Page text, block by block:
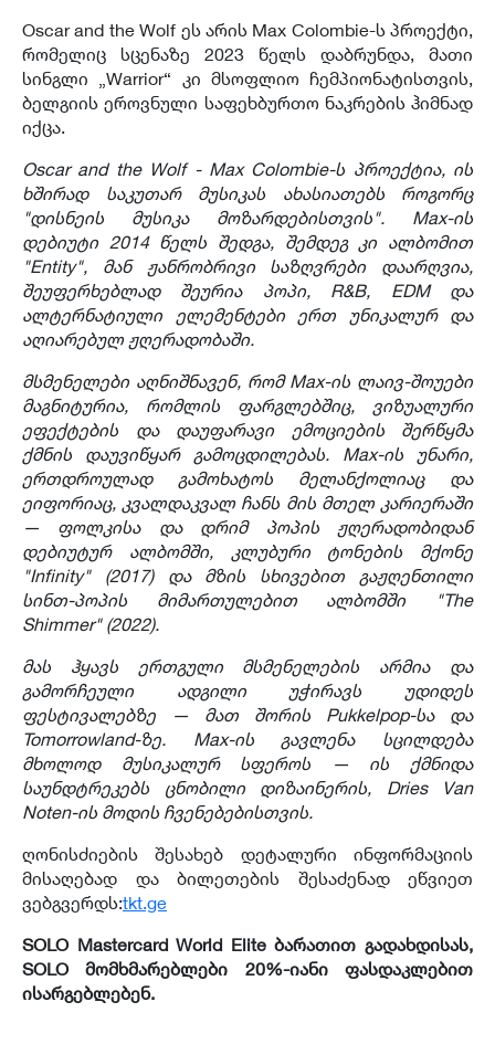
Oscar and the Wolf ეს არის Max Colombie-ს პროექტი,
რომელიც სცენაზე 2023 წელს დაბრუნდა, მათი
სინგლი „Warrior“ კი მსოფლიო ჩემპიონატისთვის,
ბელგიის ეროვნული საფეხბურთო ნაკრების ჰიმნად
იქცა.
Oscar and the Wolf - Max Colombie-ს პროექტია, ის
ხშირად საკუთარ მუსიკას ახასიათებს როგორც
"დისნეის მუსიკა მოზარდებისთვის". Max-ის
დებიუტი 2014 წელს შედგა, შემდეგ კი ალბომით
"Entity", მან ჟანრობრივი საზღვრები დაარღვია,
შეუფერხებლად შეურია პოპი, R&B, EDM და
ალტერნატიული ელემენტები ერთ უნიკალურ და
აღიარებულ ჟღერადობაში.
მსმენელები აღნიშნავენ, რომ Max-ის ლაივ-შოუები
მაგნიტურია, რომლის ფარგლებშიც, ვიზუალური
ეფექტების და დაუფარავი ემოციების შერწყმა
ქმნის დაუვიწყარ გამოცდილებას. Max-ის უნარი,
ერთდროულად გამოხატოს მელანქოლიაც და
ეიფორიაც, კვალდაკვალ ჩანს მის მთელ კარიერაში
— ფოლკისა და დრიმ პოპის ჟღერადობიდან
დებიუტურ ალბომში, კლუბური ტონების მქონე
"Infinity" (2017) და მზის სხივებით გაჟღენთილი
სინთ-პოპის მიმართულებით ალბომში "The
Shimmer" (2022).
მას ჰყავს ერთგული მსმენელების არმია და
გამორჩეული ადგილი უჭირავს უდიდეს
ფესტივალებზე — მათ შორის Pukkelpop-სა და
Tomorrowland-ზე. Max-ის გავლენა სცილდება
მხოლოდ მუსიკალურ სფეროს — ის ქმნიდა
საუნდტრეკებს ცნობილი დიზაინერის, Dries Van
Noten-ის მოდის ჩვენებებისთვის.
ღონისძიების შესახებ დეტალური ინფორმაციის
მისაღებად და ბილეთების შესაძენად ეწვიეთ
ვებგვერდს:tkt.ge
SOLO Mastercard World Elite ბარათით გადახდისას,
SOLO მომხმარებლები 20%-იანი ფასდაკლებით
ისარგებლებენ.